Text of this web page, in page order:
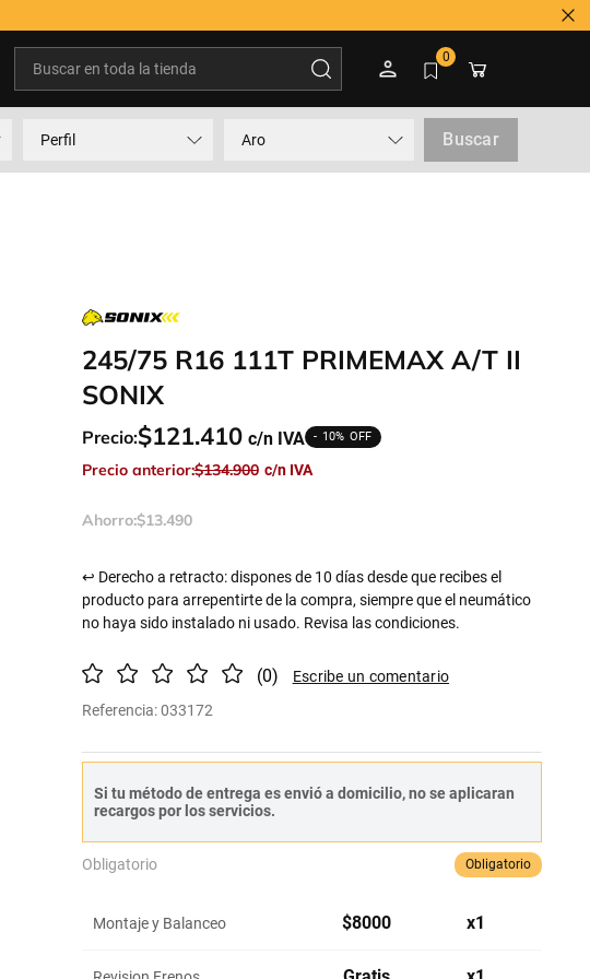
0
Perfil Aro Buscar
245/75 R16 111T PRIMEMAX A/T II
SONIX
Precio:$121.410 10%
Precio anterior:$134.900
Ahorro:$13.490
↩ Derecho a retracto: dispones de 10 días desde que recibes el
producto para arrepentirte de la compra, siempre que el neumático
no haya sido instalado ni usado. Revisa las condiciones.
(0)
Referencia:033172
Si tu método de entrega es envió a domicilio, no se aplicaran
recargos por los servicios.
Obligatorio Obligatorio
Montaje y Balanceo $8000 x1